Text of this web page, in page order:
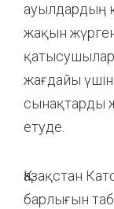
ауылдардың
жақын
жағдайы
сынақтарды
етуде.
Қазақстан
барлығын